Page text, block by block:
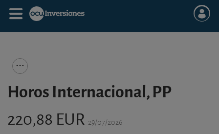
Horos Internacional, PP
220,88 EUR 29/07/2026